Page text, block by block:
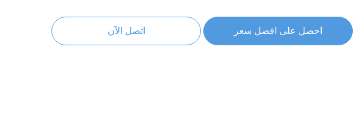
احصل على افضل سعر اتصل الآن